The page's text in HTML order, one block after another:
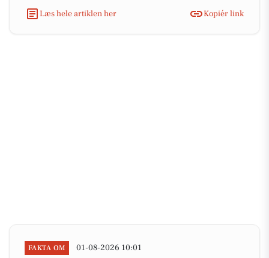
Læs hele artiklen her
Kopiér link
FAKTA OM 01-08-2026 10:01